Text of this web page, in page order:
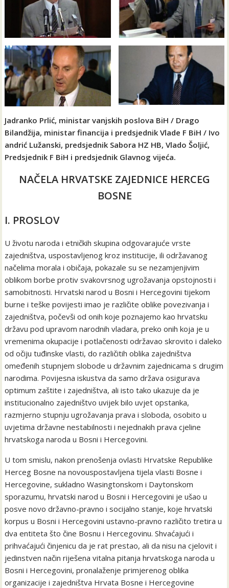
Jadranko Prlić, ministar vanjskih poslova BiH / Drago
Bilandžija, ministar financija i predsjednik Vlade F BiH / Ivo
andrić Lužanski, predsjednik Sabora HZ HB, Vlado Šoljić,
Predsjednik F BiH i predsjednik Glavnog vijeća.
NAČELA HRVATSKE ZAJEDNICE HERCEG
BOSNE
I. PROSLOV
U životu naroda i etničkih skupina odgovarajuće vrste
zajedništva, uspostavljenog kroz institucije, ili održavanog
načelima morala i običaja, pokazale su se nezamjenjivim
oblikom borbe protiv svakovrsnog ugrožavanja opstojnosti i
samobitnosti. Hrvatski narod u Bosni i Hercegovini tijekom
burne i teške povijesti imao je različite oblike povezivanja i
zajedništva, počevši od onih koje poznajemo kao hrvatsku
državu pod upravom narodnih vladara, preko onih koja je u
vremenima okupacije i potlačenosti održavao skrovito i daleko
od očiju tuđinske vlasti, do različitih oblika zajedništva
omeđenih stupnjem slobode u državnim zajednicama s drugim
narodima. Povijesna iskustva da samo država osigurava
optimum zaštite i zajedništva, ali isto tako ukazuje da je
institucionalno zajedništvo uvijek bilo uvjet opstanka,
razmjerno stupnju ugrožavanja prava i sloboda, osobito u
uvjetima državne nestabilnosti i nejednakih prava cjeline
hrvatskoga naroda u Bosni i Hercegovini.
U tom smislu, nakon prenošenja ovlasti Hrvatske Republike
Herceg Bosne na novouspostavljena tijela vlasti Bosne i
Hercegovine, sukladno Wasingtonskom i Daytonskom
sporazumu, hrvatski narod u Bosni i Hercegovini je ušao u
posve novo državno-pravno i socijalno stanje, koje hrvatski
korpus u Bosni i Hercegovini ustavno-pravno različito tretira u
dva entiteta što čine Bosnu i Hercegovinu. Shvaćajući i
prihvaćajući činjenicu da je rat prestao, ali da nisu na cjelovit i
jedinstven način riješena vitalna pitanja hrvatskoga naroda u
Bosni i Hercegovini, pronalaženje primjerenog oblika
organizacije i zajedništva Hrvata Bosne i Hercegovine